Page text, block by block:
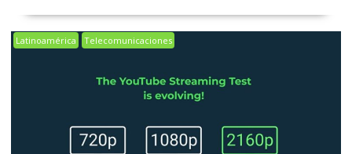
Latinoamérica Telecomunicaciones